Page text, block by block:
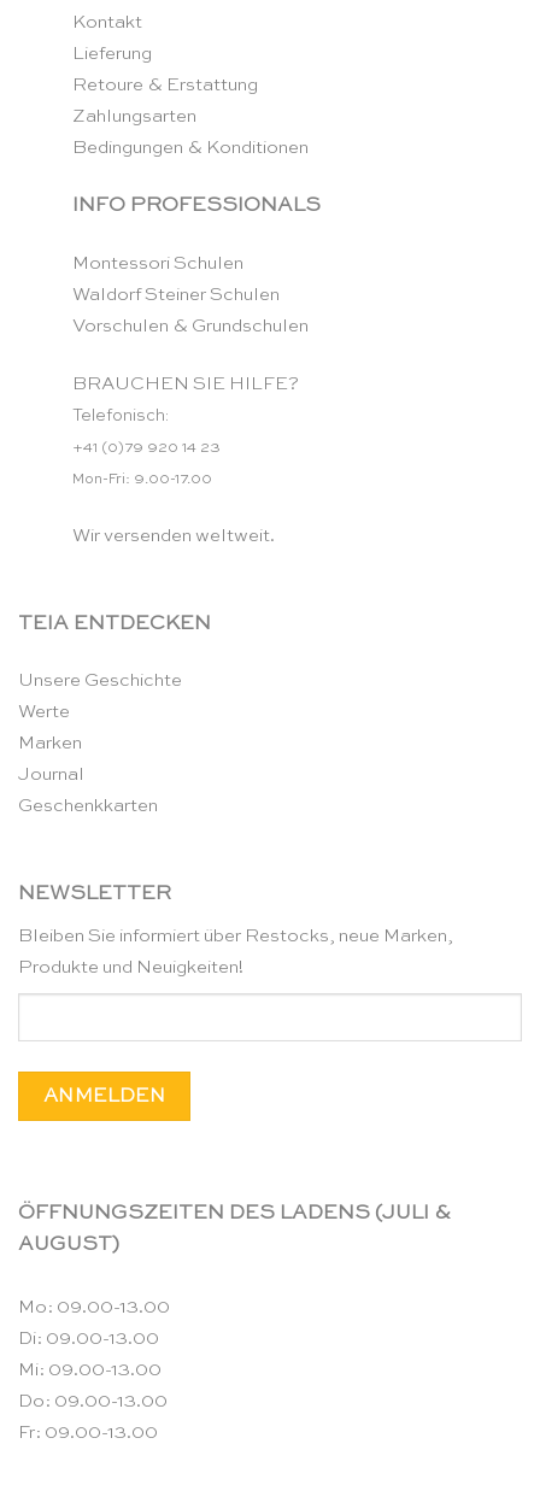
Kontakt
Lieferung
Retoure & Erstattung
Zahlungsarten
Bedingungen & Konditionen
INFO PROFESSIONALS
Montessori Schulen
Waldorf Steiner Schulen
Vorschulen & Grundschulen
BRAUCHEN SIE HILFE?
Telefonisch:
+41 (0)79 920 14 23
Mon-Fri: 9.00-17.00
Wir versenden weltweit.
TEIA ENTDECKEN
Unsere Geschichte
Werte
Marken
Journal
Geschenkkarten
NEWSLETTER
Bleiben Sie informiert über Restocks, neue Marken,
Produkte und Neuigkeiten!
ÖFFNUNGSZEITEN DES LADENS (JULI &
AUGUST)
Mo: 09.00-13.00
Di: 09.00-13.00
Mi: 09.00-13.00
Do: 09.00-13.00
Fr: 09.00-13.00